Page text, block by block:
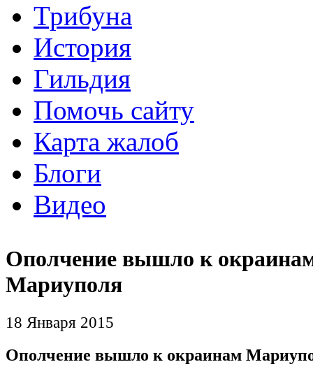
Трибуна
История
Гильдия
Помочь сайту
Карта жалоб
Блоги
Видео
Ополчение вышло к
Мариуполя
18 Января 2015
Ополчение вышло к окраинам